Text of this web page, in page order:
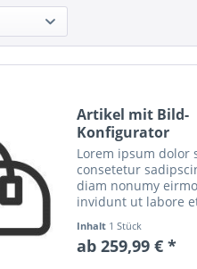
Artikel mit Bild-
Konfigurator
Lorem ipsum dolor
consetetur
diam nonumy
invidunt ut labore
voluptua. At vero
et justo duo dolores
Inhalt 1 Stück
ab 259,99 € *